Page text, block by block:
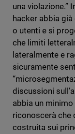
una violazione.”
hacker abbia
o utenti e si
che limiti
lateralmente e
sicuramente
discussioni
abbia un
riconoscerà che
costruita sui